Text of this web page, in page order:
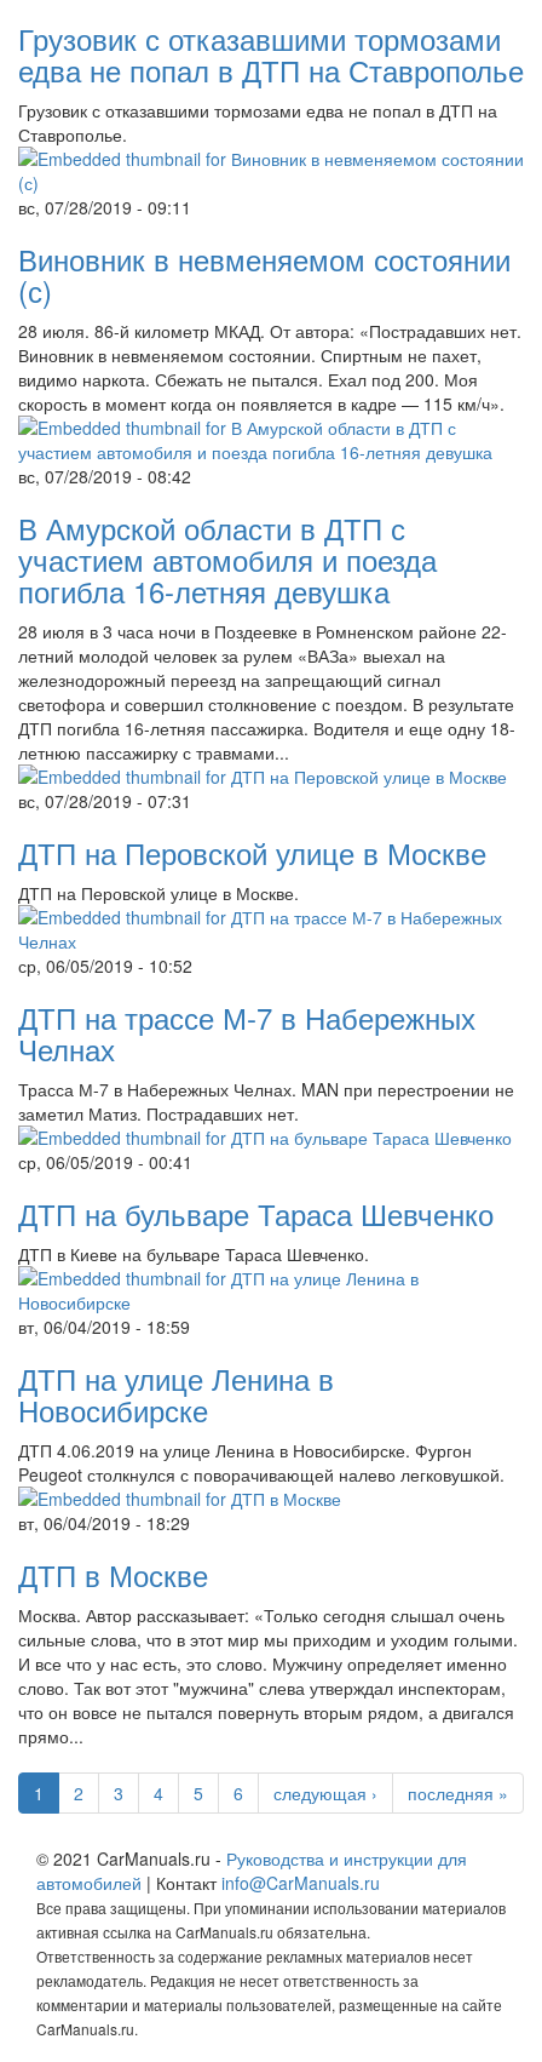
Грузовик с отказавшими тормозами
едва не попал в ДТП на Ставрополье
Грузовик с отказавшими тормозами едва не попал в ДТП на
Ставрополье.
вс, 07/28/2019 - 09:11
Виновник в невменяемом состоянии
(с)
28 июля. 86-й километр МКАД. От автора: «Пострадавших нет.
Виновник в невменяемом состоянии. Спиртным не пахет,
видимо наркота. Сбежать не пытался. Ехал под 200. Моя
скорость в момент когда он появляется в кадре — 115 км/ч».
вс, 07/28/2019 - 08:42
В Амурской области в ДТП с
участием автомобиля и поезда
погибла 16-летняя девушка
28 июля в 3 часа ночи в Поздеевке в Ромненском районе 22-
летний молодой человек за рулем «ВАЗа» выехал на
железнодорожный переезд на запрещающий сигнал
светофора и совершил столкновение с поездом. В результате
ДТП погибла 16-летняя пассажирка. Водителя и еще одну 18-
летнюю пассажирку с травмами...
вс, 07/28/2019 - 07:31
ДТП на Перовской улице в Москве
ДТП на Перовской улице в Москве.
ср, 06/05/2019 - 10:52
ДТП на трассе М-7 в Набережных
Челнах
Трасса М-7 в Набережных Челнах. MAN при перестроении не
заметил Матиз. Пострадавших нет.
ср, 06/05/2019 - 00:41
ДТП на бульваре Тараса Шевченко
ДТП в Киеве на бульваре Тараса Шевченко.
вт, 06/04/2019 - 18:59
ДТП на улице Ленина в
Новосибирске
ДТП 4.06.2019 на улице Ленина в Новосибирске. Фургон
Peugeot столкнулся с поворачивающей налево легковушкой.
вт, 06/04/2019 - 18:29
ДТП в Москве
Москва. Автор рассказывает: «Только сегодня слышал очень
сильные слова, что в этот мир мы приходим и уходим голыми.
И все что у нас есть, это слово. Мужчину определяет именно
слово. Так вот этот "мужчина" слева утверждал инспекторам,
что он вовсе не пытался повернуть вторым рядом, а двигался
прямо...
1 2 3 4 5 6 следующая › последняя »
© 2021 CarManuals.ru - Руководства и инструкции для
автомобилей | Контактinfo@CarManuals.ru
Все права защищены. При упоминании использовании материалов
активная ссылка на CarManuals.ru обязательна.
Ответственность за содержание рекламных материалов несет
рекламодатель. Редакция не несет ответственность за
комментарии и материалы пользователей, размещенные на сайте
CarManuals.ru.